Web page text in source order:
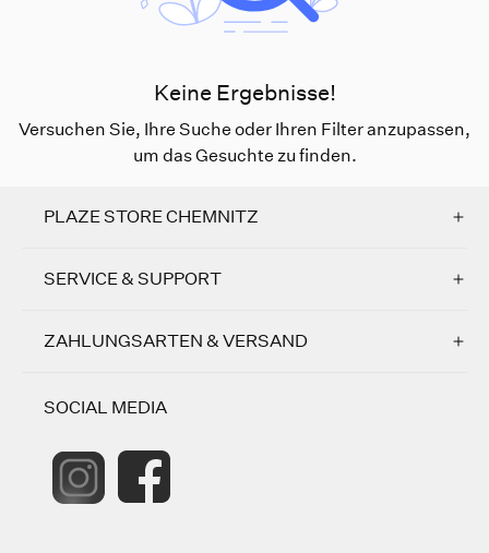
Keine Ergebnisse!
Versuchen Sie, Ihre Suche oder Ihren Filter anzupassen,
um das Gesuchte zu finden.
PLAZE STORE CHEMNITZ
SERVICE & SUPPORT
ZAHLUNGSARTEN & VERSAND
SOCIAL MEDIA